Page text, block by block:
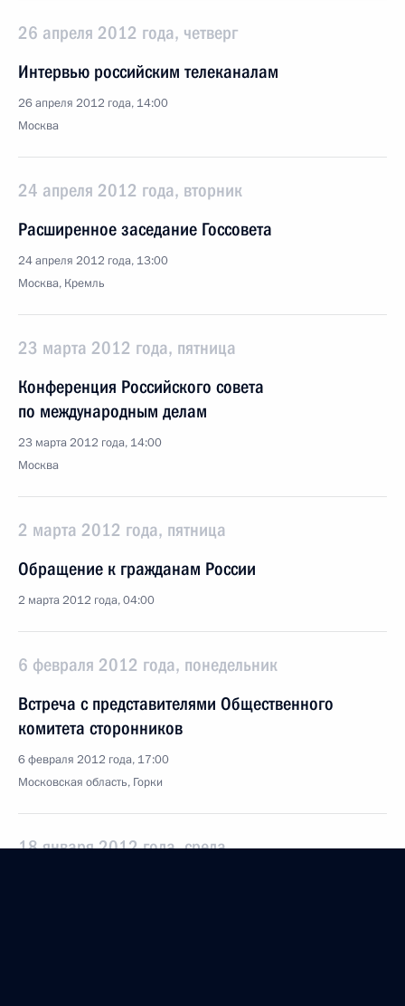
26 апреля 2012 года, четверг
Интервью российским телеканалам
26 апреля 2012 года, 14:00
Москва
24 апреля 2012 года, вторник
Расширенное заседание Госсовета
24 апреля 2012 года, 13:00
Москва, Кремль
23 марта 2012 года, пятница
Конференция Российского совета
по международным делам
23 марта 2012 года, 14:00
Москва
2 марта 2012 года, пятница
Обращение к гражданам России
2 марта 2012 года, 04:00
6 февраля 2012 года, понедельник
Встреча с представителями Общественного
комитета сторонников
6 февраля 2012 года, 17:00
Московская область, Горки
18 января 2012 года, среда